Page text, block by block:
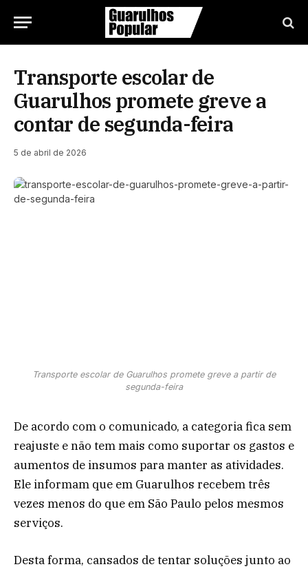
Transporte escolar de
Guarulhos promete greve a
contar de segunda-feira
5 de abril de 2026
Transporte escolar de Guarulhos promete greve a partir de
segunda-feira
De acordo com o comunicado, a categoria fica sem
reajuste e não tem mais como suportar os gastos e
aumentos de insumos para manter as atividades.
Ele informam que em Guarulhos recebem três
vezes menos do que em São Paulo pelos mesmos
serviços.
Desta forma, cansados de tentar soluções junto ao